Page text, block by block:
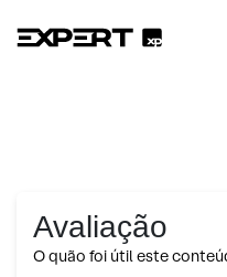
Avaliação
O quão foi útil este